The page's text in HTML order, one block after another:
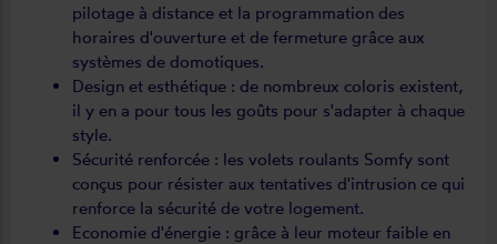
pilotage à distance et la programmation des
horaires d'ouverture et de fermeture grâce aux
systèmes de domotiques.
Design et esthétique : de nombreux coloris existent,
il y en a pour tous les goûts pour s'adapter à chaque
style.
Sécurité renforcée : les volets roulants Somfy sont
conçus pour résister aux tentatives d'intrusion ce qui
renforce la sécurité de votre logement.
Economie d'énergie : grâce à leur moteur faible en